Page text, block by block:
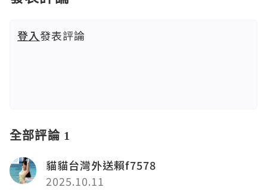
登入發表評論
全部評論 1
貓貓台灣外送賴f7578
2025.10.11